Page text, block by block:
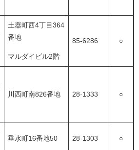
土器町西4丁目364
番地
マルダイビル2階
85-6286 ○
川西町南826番地 28-1333 ○
垂水町16番地50 28-1303 ○